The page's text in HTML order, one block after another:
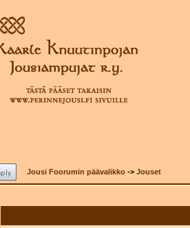
Jousi Foorumin päävalikko -> Jouset